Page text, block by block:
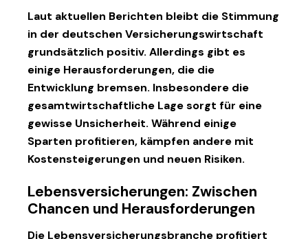
Laut aktuellen Berichten bleibt die Stimmung
in der deutschen Versicherungswirtschaft
grundsätzlich positiv. Allerdings gibt es
einige Herausforderungen, die die
Entwicklung bremsen. Insbesondere die
gesamtwirtschaftliche Lage sorgt für eine
gewisse Unsicherheit. Während einige
Sparten profitieren, kämpfen andere mit
Kostensteigerungen und neuen Risiken.
Lebensversicherungen: Zwischen
Chancen und Herausforderungen
Die Lebensversicherungsbranche profitiert